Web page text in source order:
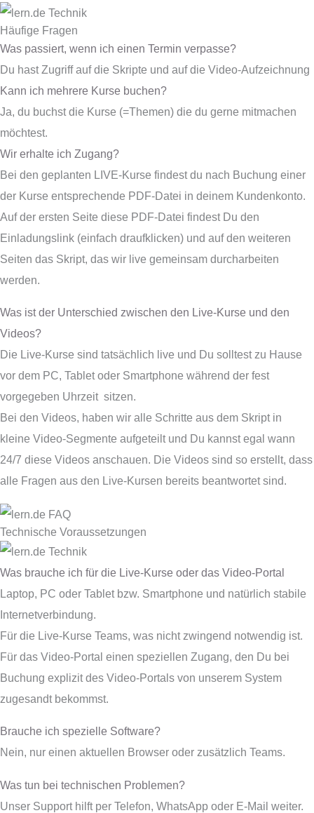
Häufige Fragen
Was passiert, wenn ich einen Termin verpasse?
Du hast Zugriff auf die Skripte und auf die Video-Aufzeichnung
Kann ich mehrere Kurse buchen?
Ja, du buchst die Kurse (=Themen) die du gerne mitmachen
möchtest.
Wir erhalte ich Zugang?
Bei den geplanten LIVE-Kurse findest du nach Buchung einer
der Kurse entsprechende PDF-Datei in deinem Kundenkonto.
Auf der ersten Seite diese PDF-Datei findest Du den
Einladungslink (einfach draufklicken) und auf den weiteren
Seiten das Skript, das wir live gemeinsam durcharbeiten
werden.
Was ist der Unterschied zwischen den Live-Kurse und den
Videos?
Die Live-Kurse sind tatsächlich live und Du solltest zu Hause
vor dem PC, Tablet oder Smartphone während der fest
vorgegeben Uhrzeit sitzen.
Bei den Videos, haben wir alle Schritte aus dem Skript in
kleine Video-Segmente aufgeteilt und Du kannst egal wann
24/7 diese Videos anschauen. Die Videos sind so erstellt, dass
alle Fragen aus den Live-Kursen bereits beantwortet sind.
Technische Voraussetzungen
Was brauche ich für die Live-Kurse oder das Video-Portal
Laptop, PC oder Tablet bzw. Smartphone und natürlich stabile
Internetverbindung.
Für die Live-Kurse Teams, was nicht zwingend notwendig ist.
Für das Video-Portal einen speziellen Zugang, den Du bei
Buchung explizit des Video-Portals von unserem System
zugesandt bekommst.
Brauche ich spezielle Software?
Nein, nur einen aktuellen Browser oder zusätzlich Teams.
Was tun bei technischen Problemen?
Unser Support hilft per Telefon, WhatsApp oder E-Mail weiter.